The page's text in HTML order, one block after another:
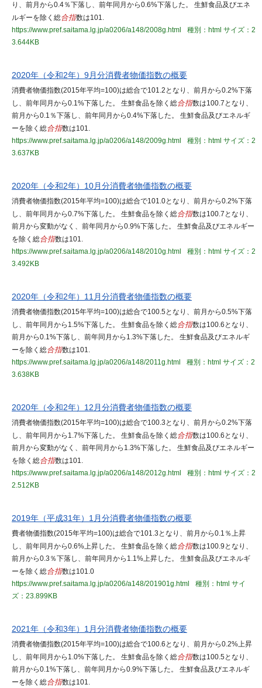
り、前月から0.4％下落し、前年同月から0.6%下落した。 生鮮食品及びエネ
ルギーを除く総合指数は101.
https://www.pref.saitama.lg.jp/a0206/a148/2008g.html
種別：html サイズ：2
3.644KB
2020年（令和2年）9月分消費者物価指数の概要
消費者物価指数(2015年平均=100)は総合で101.2となり、前月から0.2%下落
し、前年同月から0.1%下落した。 生鮮食品を除く総合指数は100.7となり、
前月から0.1％下落し、前年同月から0.4%下落した。 生鮮食品及びエネルギ
ーを除く総合指数は101.
https://www.pref.saitama.lg.jp/a0206/a148/2009g.html
種別：html サイズ：2
3.637KB
2020年（令和2年）10月分消費者物価指数の概要
消費者物価指数(2015年平均=100)は総合で101.0となり、前月から0.2%下落
し、前年同月から0.7%下落した。 生鮮食品を除く総合指数は100.7となり、
前月から変動がなく、前年同月から0.9%下落した。 生鮮食品及びエネルギー
を除く総合指数は101.
https://www.pref.saitama.lg.jp/a0206/a148/2010g.html
種別：html サイズ：2
3.492KB
2020年（令和2年）11月分消費者物価指数の概要
消費者物価指数(2015年平均=100)は総合で100.5となり、前月から0.5%下落
し、前年同月から1.5%下落した。 生鮮食品を除く総合指数は100.6となり、
前月から0.1%下落し、前年同月から1.3%下落した。 生鮮食品及びエネルギ
ーを除く総合指数は101.
https://www.pref.saitama.lg.jp/a0206/a148/2011g.html
種別：html サイズ：2
3.638KB
2020年（令和2年）12月分消費者物価指数の概要
消費者物価指数(2015年平均=100)は総合で100.3となり、前月から0.2%下落
し、前年同月から1.7%下落した。 生鮮食品を除く総合指数は100.6となり、
前月から変動がなく、前年同月から1.3%下落した。 生鮮食品及びエネルギー
を除く総合指数は101.
https://www.pref.saitama.lg.jp/a0206/a148/2012g.html
種別：html サイズ：2
2.512KB
2019年（平成31年）1月分消費者物価指数の概要
費者物価指数(2015年平均=100)は総合で101.3となり、前月から0.1％上昇
し、前年同月から0.6%上昇した。 生鮮食品を除く総合指数は100.9となり、
前月から0.3％下落し、前年同月から1.1%上昇した。 生鮮食品及びエネルギ
ーを除く総合指数は101.0
https://www.pref.saitama.lg.jp/a0206/a148/201901g.html
種別：html サイ
ズ：23.899KB
2021年（令和3年）1月分消費者物価指数の概要
消費者物価指数(2015年平均=100)は総合で100.6となり、前月から0.2%上昇
し、前年同月から1.0%下落した。 生鮮食品を除く総合指数は100.5となり、
前月から0.1%下落し、前年同月から0.9%下落した。 生鮮食品及びエネルギ
ーを除く総合指数は101.